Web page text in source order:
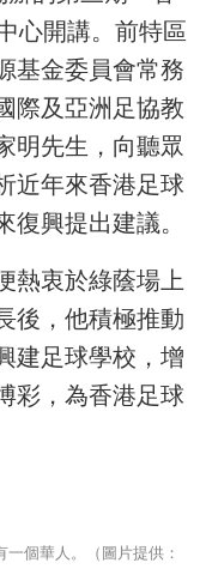
心開講。前特區
基金委員會常務
際及亞洲足協教
明先生，向聽眾
近年來香港足球
興提出建議。
熱衷於綠蔭場上
後，他積極推動
建足球學校，增
彩，為香港足球
個華人。（圖片提供：